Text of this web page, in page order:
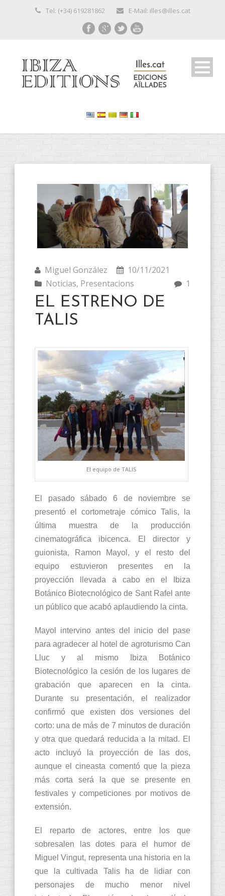
Tel: (+34) 619281862 E-Mail: illes@illes.cat
Miguel González
10/11/2021
Noticias, Presentacions 1
EL ESTRENO DE
TALIS
El equipo de TALIS
El pasado sábado 6 de noviembre se
presentó el cortometraje cómico Talis, la
última muestra de la producción
cinematográfica ibicenca. El director y
guionista, Ramon Mayol, y el resto del
equipo estuvieron presentes en la
proyección llevada a cabo en el Ibiza
Botánico Biotecnológico de Sant Rafel ante
un público que acabó aplaudiendo la cinta.
Mayol intervino antes del inicio del pase
para agradecer al hotel de agroturismo Can
Lluc y al mismo Ibiza Botánico
Biotecnológico la cesión de los lugares de
grabación que aparecen en la cinta.
Durante su presentación, el realizador
confirmó que existen dos versiones del
corto: una de más de 7 minutos de duración
y otra que quedará reducida a la mitad. El
acto incluyó la proyección de las dos,
aunque el cineasta comentó que la pieza
más corta será la que se presente en
festivales y competiciones por motivos de
extensión.
El reparto de actores, entre los que
sobresalen las dotes para el humor de
Miguel Vingut, representa una historia en la
que la cultivada Talis ha de lidiar con
personajes de mucho menor nivel